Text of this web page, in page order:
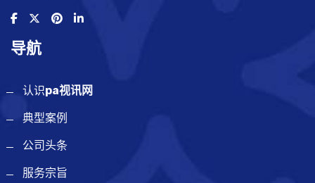
导航
认识pa视讯网
典型案例
公司头条
服务宗旨